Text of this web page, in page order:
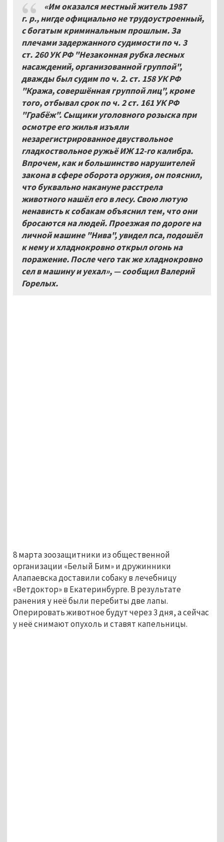
«Им оказался местный житель 1987
г. р., нигде официально не трудоустроенный,
с богатым криминальным прошлым. За
плечами задержанного судимости по ч. 3
ст.260 УК РФ "Незаконная рубка лесных
насаждений, организованной группой",
дважды был судим по ч.2. ст. 158 УК РФ
"Кража, совершённая группой лиц", кроме
того, отбывал срок по ч.2 ст. 161 УК РФ
"Грабёж". Сыщики уголовного розыска при
осмотре его жилья изъяли
незарегистрированное двуствольное
гладкоствольное ружьё ИЖ 12-го калибра.
Впрочем, как и большинство нарушителей
закона в сфере оборота оружия, он пояснил,
что буквально накануне расстрела
животного нашёл его в лесу. Свою лютую
ненависть к собакам объяснил тем, что они
бросаются на людей. Проезжая по дороге на
личной машине "Нива", увидел пса, подошёл
к нему и хладнокровно открыл огонь на
поражение. После чего так же хладнокровно
сел в машину и уехал», — сообщил Валерий
Горелых.
8 марта зоозащитники из общественной
организации «Белый Бим» и дружинники
Алапаевска доставили собаку в лечебницу
«Ветдоктор» в Екатеринбурге. В результате
ранения у неё были перебиты две лапы.
Оперировать животное будут через 3 дня, а сейчас
у неё снимают опухоль и ставят капельницы.